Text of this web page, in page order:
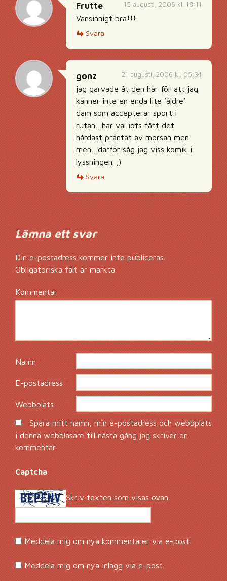
15 augusti, 2006 kl. 18:11
Frutte
Vansinnigt bra!!!
Svara
21 augusti, 2006 kl. 05:34
gonz
jag garvade åt den här för att jag
känner inte en enda lite ’äldre’
dam som accepterar sport i
rutan…har väl iofs fått det
hårdast präntat av morsan men
men…därför såg jag viss komik i
lyssningen. ;)
Svara
Lämna ett svar
Din e-postadress kommer inte publiceras.
Obligatoriska fält är märkta *
Kommentar*
Namn*
E-postadress*
Webbplats
Spara mitt namn, min e-postadress och webbplats
i denna webbläsare till nästa gång jag skriver en
kommentar.
Captcha *
Skriv texten som visas ovan:
Meddela mig om nya kommentarer via e-post.
Meddela mig om nya inlägg via e-post.